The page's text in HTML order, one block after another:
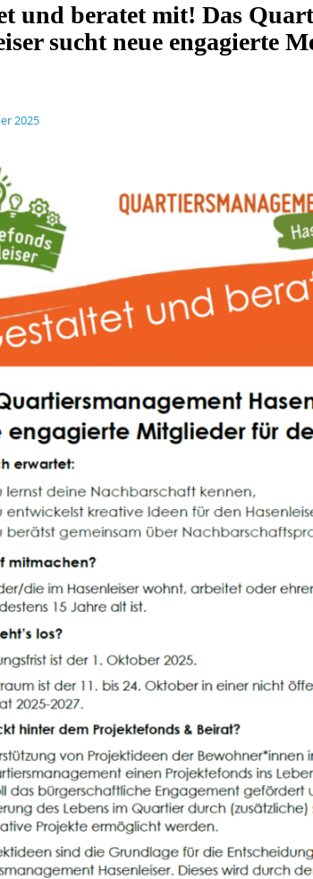
und beratet mit! Das
sucht neue engagierte
2025